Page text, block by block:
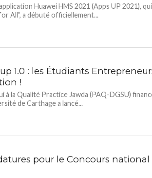
Huawei HMS 2021 (Apps UP 2021), qui
All”, a débuté officiellement...
1.0 : les Étudiants
!
à la Qualité Practice Jawda (PAQ-DGSU)
de Carthage a lancé...
pour le Concours national